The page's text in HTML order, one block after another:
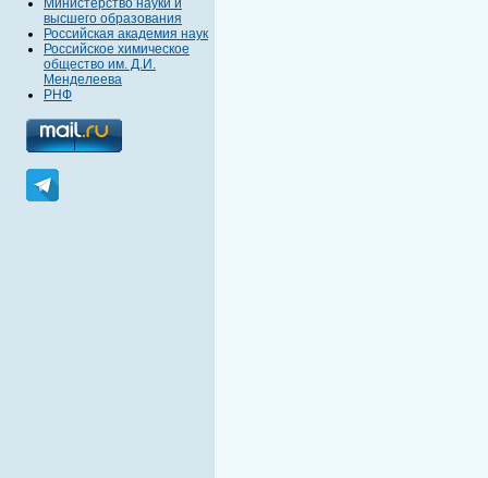
Министерство науки и
высшего образования
Российская академия наук
Российское химическое
общество им. Д.И.
Менделеева
РНФ